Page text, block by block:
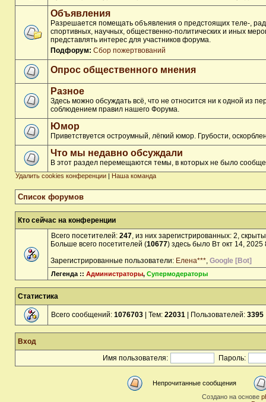
Объявления
Разрешается помещать объявления о предстоящих теле-,
спортивных, научных, общественно-политических и иных
представлять интерес для участников форума.
Подфорум: Сбор пожертвований
Опрос общественного мнения
Разное
Здесь можно обсуждать всё, что не относится ни к одной из
соблюдением правил нашего Форума.
Юмор
Приветствуется остроумный, лёгкий юмор. Грубости,
Что мы недавно обсуждали
В этот раздел перемещаются темы, в которых не было
Удалить cookies конференции | Наша команда
Список форумов
Кто сейчас на конференции
Всего посетителей: 247, из них зарегистрированных: 2,
Больше всего посетителей (10677) здесь было Вт окт 14, 2025
Зарегистрированные пользователи: Елена***, Google [Bot]
Легенда :: Администраторы, Супермодераторы
Статистика
Всего сообщений: 1076703 | Тем: 22031 | Пользователей: 3395
Вход
Имя пользователя:
Пароль:
Непрочитанные сообщения
Создано на основе